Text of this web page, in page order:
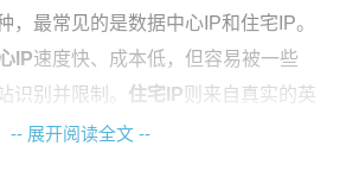
，最常见的是数据中心IP和住宅IP。
IP速度快、成本低，但容易被一些
识别并限制。 住宅IP则来自真实的英
模拟的是普通家庭的网络环境，因
-- 展开阅读全文 --